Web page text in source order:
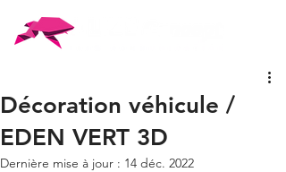
Décoration véhicule /
EDEN VERT 3D
Dernière mise à jour : 14 déc. 2022